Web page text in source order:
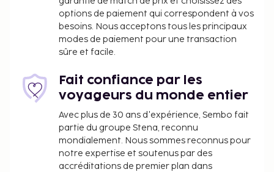
options de paiement qui correspondent à vos
besoins. Nous acceptons tous les principaux
modes de paiement pour une transaction
sûre et facile.
Fait confiance par les
voyageurs du monde entier
Avec plus de 30 ans d'expérience, Sembo fait
partie du groupe Stena, reconnu
mondialement. Nous sommes reconnus pour
notre expertise et soutenus par des
accréditations de premier plan dans